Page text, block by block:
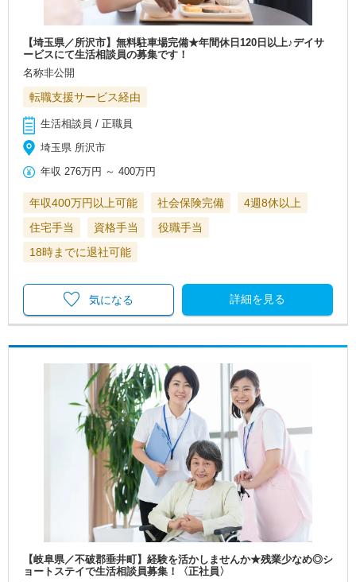
【埼玉県／所沢市】無料駐車場完備★年間休日120日以上♪デイサ
ービスにて生活相談員の募集です！
名称非公開
転職支援サービス経由
生活相談員 / 正職員
埼玉県 所沢市
年収 276万円 ～400万円
年収400万円以上可能 社会保険完備
4週8休以上
住宅手当
資格手当
役職手当
18時までに退社可能
詳細を見る
気になる
【岐阜県／不破郡垂井町】経験を活かしませんか★残業少なめ◎シ
ョートステイで生活相談員募集！〈正社員〉